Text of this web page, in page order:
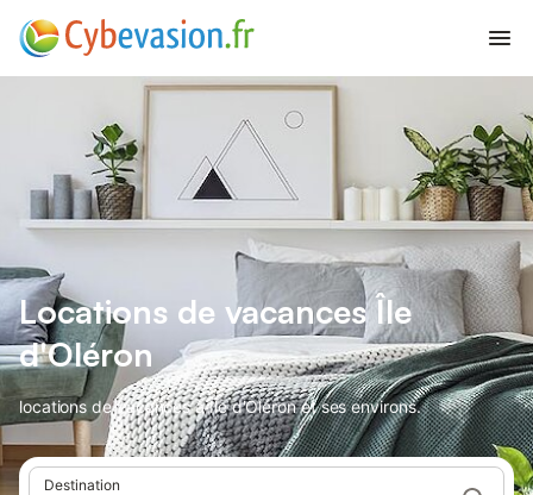
Locations de vacances Île
d'Oléron
locations de vacances à Île d'Oléron et ses environs.
Destination